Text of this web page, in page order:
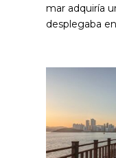
mar adquiría
desplegaba